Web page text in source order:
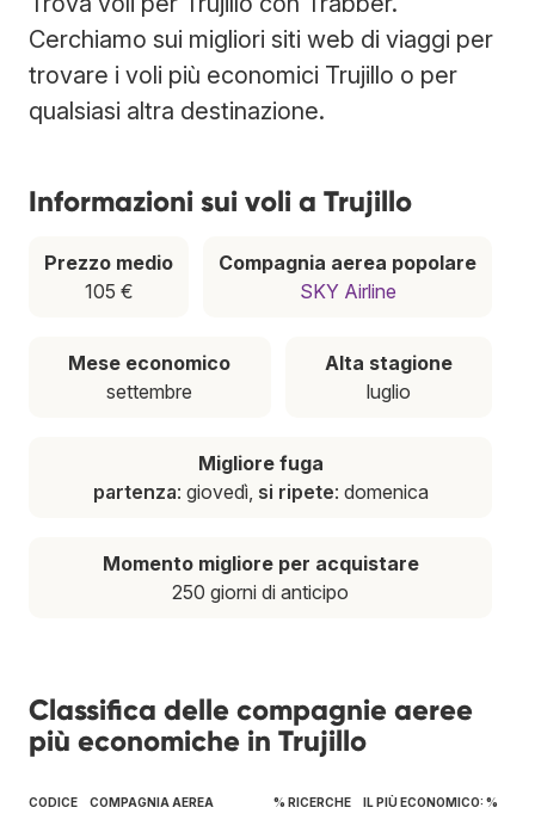
Cerchiamo sui migliori siti web di viaggi per
trovare i voli più economici Trujillo o per
qualsiasi altra destinazione.
Informazioni sui voli a Trujillo
Prezzo medio
105 €
Compagnia aerea popolare
SKY Airline
Mese economico
settembre
Alta stagione
luglio
Migliore fuga
partenza: giovedì, si ripete: domenica
Momento migliore per acquistare
250 giorni di anticipo
Classifica delle compagnie aeree
più economiche in Trujillo
CODICE COMPAGNIA AEREA % RICERCHE IL PIÙ ECONOMICO: %